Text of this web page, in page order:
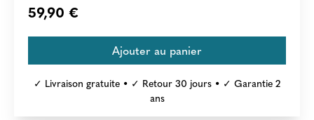
59,90 €
✓ Livraison gratuite • ✓ Retour 30 jours • ✓ Garantie 2
ans